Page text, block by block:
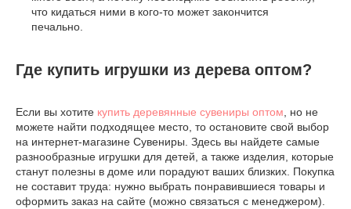
что кидаться ними в кого-то может закончится
печально.
Где купить игрушки из дерева оптом?
Если вы хотите купить деревянные сувениры оптом, но не
можете найти подходящее место, то остановите свой выбор
на интернет-магазине Сувениры. Здесь вы найдете самые
разнообразные игрушки для детей, а также изделия, которые
станут полезны в доме или порадуют ваших близких. Покупка
не составит труда: нужно выбрать понравившиеся товары и
оформить заказ на сайте (можно связаться с менеджером).